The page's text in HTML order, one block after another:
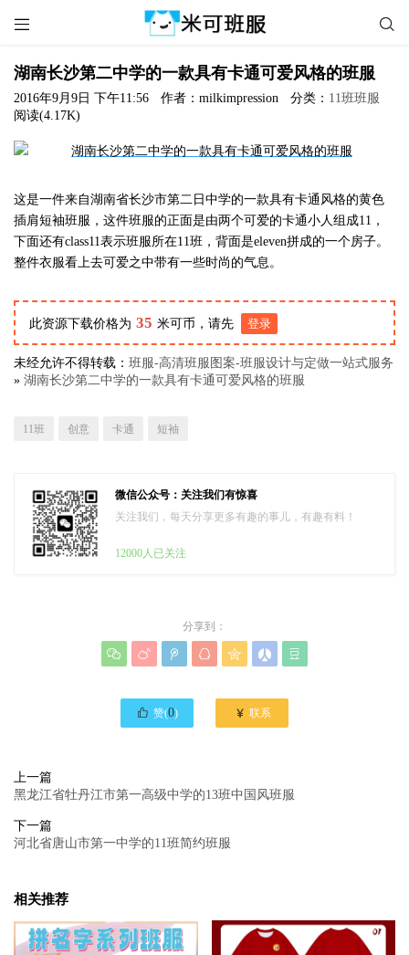
 
湖南长沙第二中学的一款具有卡通可爱风格的班服
2016年9月9日 下午11:56 作者：milkimpression 分类： 11班班服
阅读(4.17K)
这是一件来自湖南省长沙市第二日中学的一款具有卡通风格的黄色
插肩短袖班服，这件班服的正面是由两个可爱的卡通小人组成11，
下面还有class11表示班服所在11班，背面是eleven拼成的一个房子。
整件衣服看上去可爱之中带有一些时尚的气息。
此资源下载价格为 35 米可币，请先 登录
未经允许不得转载： 班服-高清班服图案-班服设计与定做一站式服务
» 湖南长沙第二中学的一款具有卡通可爱风格的班服
11班 创意 卡通 短袖
微信公众号：关注我们有惊喜
关注我们，每天分享更多有趣的事儿，有趣有料！
12000人已关注
分享到：
      
 赞(0)  联系
上一篇
黑龙江省牡丹江市第一高级中学的13班中国风班服
下一篇
河北省唐山市第一中学的11班简约班服
相关推荐